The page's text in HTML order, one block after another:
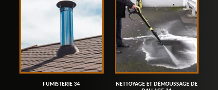
FUMISTERIE 34
NETTOYAGE ET DÉMOUSSAGE DE